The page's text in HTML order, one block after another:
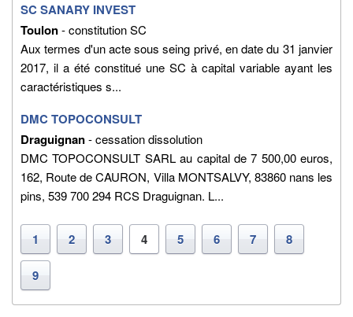
SC SANARY INVEST
Toulon- constitution SC
Aux termes d'un acte sous seing privé, en date du 31 janvier
2017, il a été constitué une SC à capital variable ayant les
caractéristiques s...
DMC TOPOCONSULT
Draguignan- cessation dissolution
DMC TOPOCONSULT SARL au capital de 7 500,00 euros,
162, Route de CAURON, Villa MONTSALVY, 83860 nans les
pins, 539 700 294 RCS Draguignan. L...
1 2 3 4 5 6 7 8
9